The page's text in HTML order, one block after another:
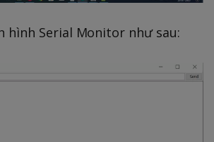
hình Serial Monitor như sau: